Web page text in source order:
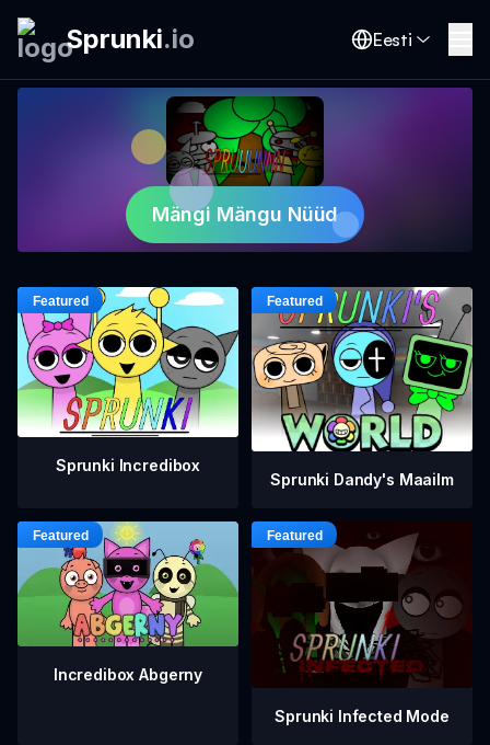
Sprunki.io Eesti
Mängi Mängu Nüüd
Sprunki Incredibox
Sprunki Dandy's Maailm
Incredibox Abgerny
Sprunki Infected Mode